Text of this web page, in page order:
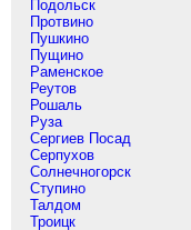
Подольск
Протвино
Пушкино
Пущино
Раменское
Реутов
Рошаль
Руза
Сергиев Посад
Серпухов
Солнечногорск
Ступино
Талдом
Троицк